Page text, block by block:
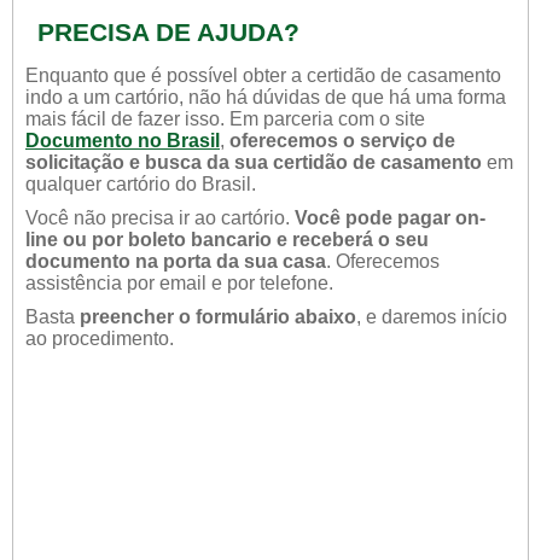
PRECISA DE AJUDA?
Enquanto que é possível obter a certidão de casamento
indo a um cartório, não há dúvidas de que há uma forma
mais fácil de fazer isso. Em parceria com o site
Documento no Brasil , oferecemos o serviço de
solicitação e busca da sua certidão de casamento em
qualquer cartório do Brasil.
Você não precisa ir ao cartório. Você pode pagar on-
line ou por boleto bancario e receberá o seu
documento na porta da sua casa. Oferecemos
assistência por email e por telefone.
Basta preencher o formulário abaixo, e daremos início
ao procedimento.